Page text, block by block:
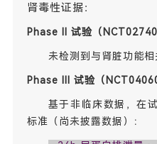
肾毒性证据：
Phase II 试验（
未检测到与肾脏功能相
Phase III 试验（
基于非临床数据，在
标准（尚未披露数据）：